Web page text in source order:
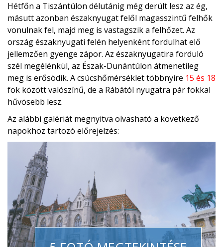
Hétfőn a Tiszántúlon délutánig még derült lesz az ég,
másutt azonban északnyugat felől magasszintű felhők
vonulnak fel, majd meg is vastagszik a felhőzet. Az
ország északnyugati felén helyenként fordulhat elő
jellemzően gyenge zápor. Az északnyugatira forduló
szél megélénkül, az Észak-Dunántúlon átmenetileg
meg is erősödik. A csúcshőmérséklet többnyire 15 és 18
fok között valószínű, de a Rábától nyugatra pár fokkal
hűvösebb lesz.
Az alábbi galériát megnyitva olvasható a következő
napokhoz tartozó előrejelzés: